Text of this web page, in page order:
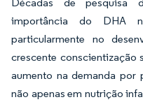
importância do DHA
particularmente no
crescente conscientização
aumento na demanda por
não apenas em nutrição